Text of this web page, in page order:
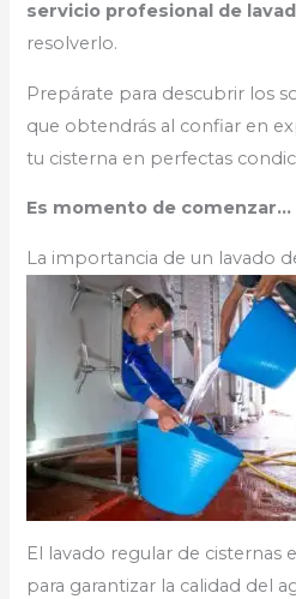
servicio profesional de
resolverlo.
Prepárate para descubrir los
que obtendrás al confiar en
tu cisterna en perfectas
Es momento de comenzar…
La importancia de un lavado
El lavado regular de cisternas
para garantizar la calidad del